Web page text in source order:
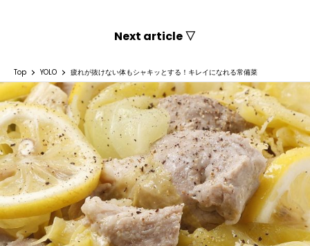
Next article ▽
Top YOLO 疲れが抜けない体もシャキッとする！キレイになれる常備菜